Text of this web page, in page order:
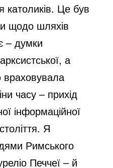
католиків. Це був
щодо шляхів
– думки
а
враховувала
часу – прихід
інформаційної
Я
Римського
Печчеї – й